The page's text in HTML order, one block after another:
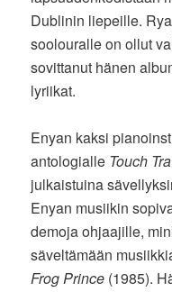
Dublinin liepeille.
soolouralle on ollut
sovittanut hänen
lyriikat.
Enyan kaksi
antologialle Touch
julkaistuina
Enyan musiikin
demoja ohjaajille,
säveltämään
Frog Prince (1985).